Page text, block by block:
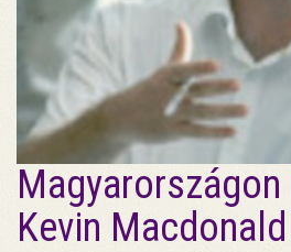
Kevin Macdonald